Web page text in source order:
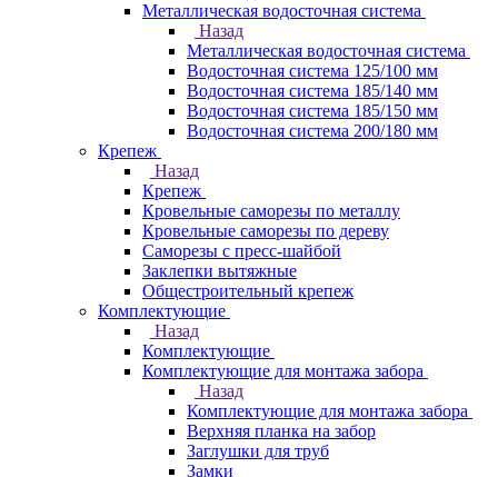
Металлическая водосточная система
Назад
Металлическая водосточная система
Водосточная система 125/100 мм
Водосточная система 185/140 мм
Водосточная система 185/150 мм
Водосточная система 200/180 мм
Крепеж
Назад
Крепеж
Кровельные саморезы по металлу
Кровельные саморезы по дереву
Саморезы с пресс-шайбой
Заклепки вытяжные
Общестроительный крепеж
Комплектующие
Назад
Комплектующие
Комплектующие для монтажа забора
Назад
Комплектующие для монтажа забора
Верхняя планка на забор
Заглушки для труб
Замки